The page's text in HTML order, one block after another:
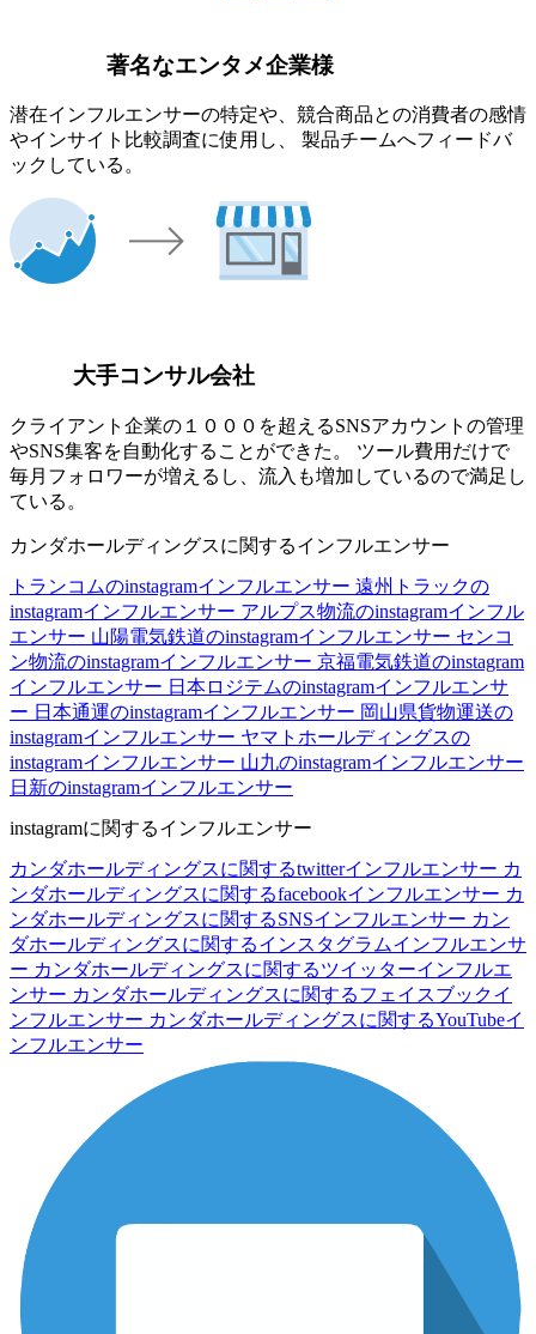
著名なエンタメ企業様
潜在インフルエンサーの特定や、競合商品との消費者の感情
やインサイト比較調査に使用し、 製品チームへフィードバ
ックしている。
大手コンサル会社
クライアント企業の１０００を超えるSNSアカウントの管理
やSNS集客を自動化することができた。 ツール費用だけで
毎月フォロワーが増えるし、流入も増加しているので満足し
ている。
カンダホールディングスに関するインフルエンサー
トランコムのinstagramインフルエンサー 遠州トラックの
instagramインフルエンサー アルプス物流のinstagramインフル
エンサー 山陽電気鉄道のinstagramインフルエンサー センコ
ン物流のinstagramインフルエンサー 京福電気鉄道のinstagram
インフルエンサー 日本ロジテムのinstagramインフルエンサ
ー 日本通運のinstagramインフルエンサー 岡山県貨物運送の
instagramインフルエンサー ヤマトホールディングスの
instagramインフルエンサー 山九のinstagramインフルエンサー
日新のinstagramインフルエンサー
instagramに関するインフルエンサー
カンダホールディングスに関するtwitterインフルエンサー カ
ンダホールディングスに関するfacebookインフルエンサー カ
ンダホールディングスに関するSNSインフルエンサー カン
ダホールディングスに関するインスタグラムインフルエンサ
ー カンダホールディングスに関するツイッターインフルエ
ンサー カンダホールディングスに関するフェイスブックイ
ンフルエンサー カンダホールディングスに関するYouTubeイ
ンフルエンサー